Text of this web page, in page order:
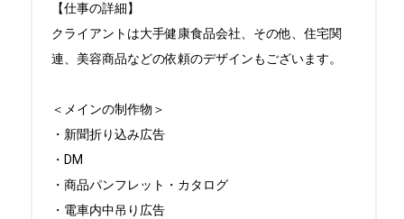
【仕事の詳細】
クライアントは大手健康食品会社、その他、住宅関
連、美容商品などの依頼のデザインもございます。
＜メインの制作物＞
・新聞折り込み広告
・DM
・商品パンフレット・カタログ
・電車内中吊り広告